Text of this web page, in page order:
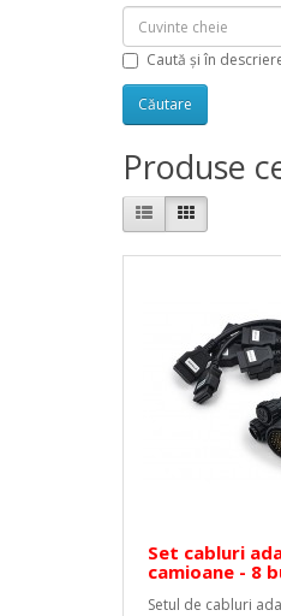
Caută și în
Produse
Set cabluri
camioane - 8
Setul de cabluri